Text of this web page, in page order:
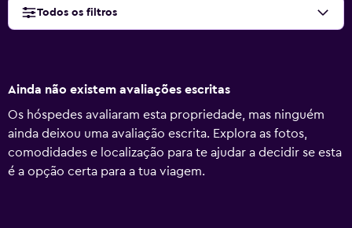
Todos os filtros
Ainda não existem avaliações escritas
Os hóspedes avaliaram esta propriedade, mas ninguém
ainda deixou uma avaliação escrita. Explora as fotos,
comodidades e localização para te ajudar a decidir se esta
é a opção certa para a tua viagem.